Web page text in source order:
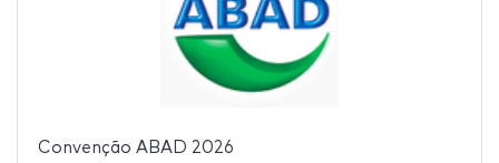
Convenção ABAD 2026